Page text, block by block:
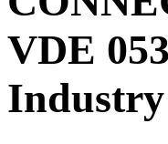
VDE